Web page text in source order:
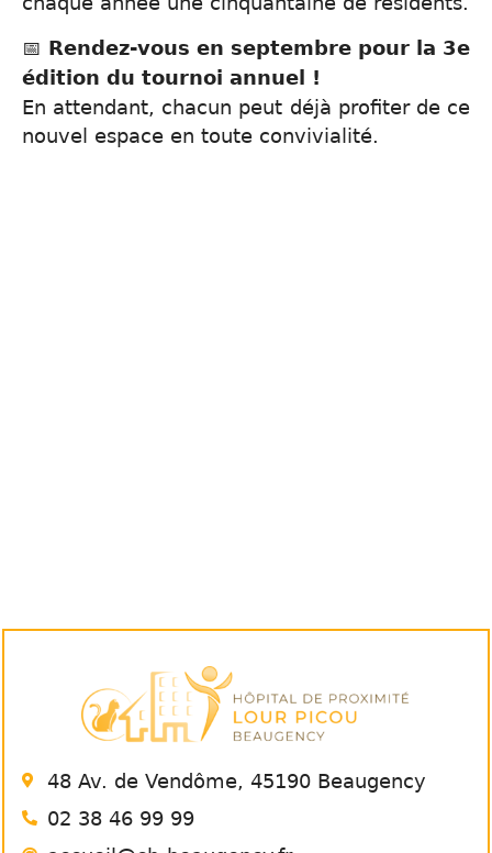
📅 Rendez-vous en septembre pour la 3e
édition du tournoi annuel !
En attendant, chacun peut déjà profiter de ce
nouvel espace en toute convivialité.
48 Av. de Vendôme, 45190 Beaugency
02 38 46 99 99